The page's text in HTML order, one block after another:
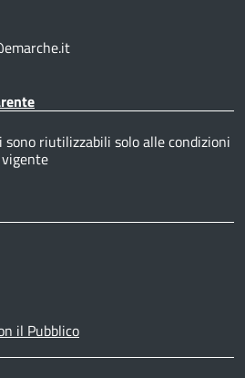
riutilizzabili solo alle condizioni
il Pubblico